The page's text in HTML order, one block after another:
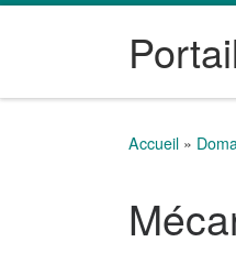
Accueil »